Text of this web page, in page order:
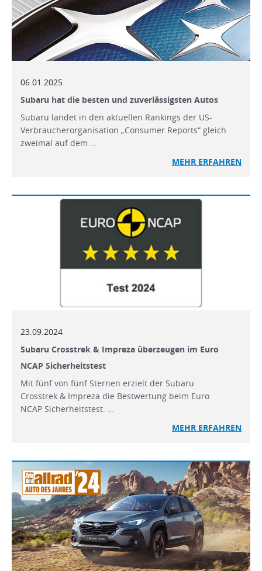
06.01.2025
Subaru hat die besten und zuverlässigsten Autos
Subaru landet in den aktuellen Rankings der US-
Verbraucherorganisation „Consumer Reports“ gleich
zweimal auf dem …
MEHR ERFAHREN
23.09.2024
Subaru Crosstrek & Impreza überzeugen im Euro
NCAP Sicherheitstest
Mit fünf von fünf Sternen erzielt der Subaru
Crosstrek & Impreza die Bestwertung beim Euro
NCAP Sicherheitstest. …
MEHR ERFAHREN